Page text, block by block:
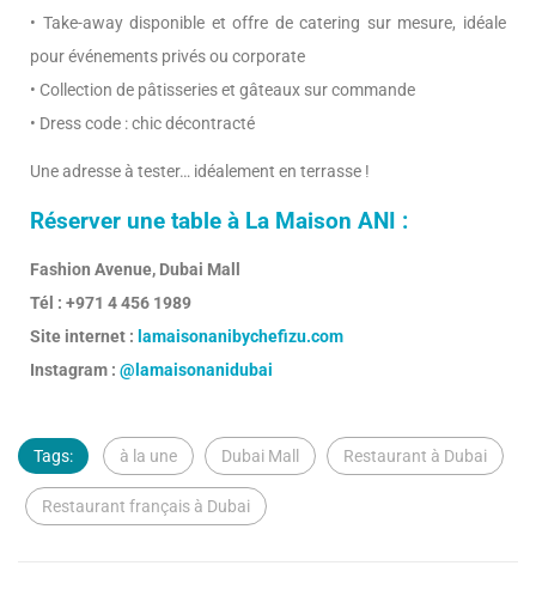
• Take-away disponible et offre de catering sur mesure, idéale
pour événements privés ou corporate
• Collection de pâtisseries et gâteaux sur commande
• Dress code : chic décontracté
Une adresse à tester… idéalement en terrasse !
Réserver une table à La Maison ANI :
Fashion Avenue, Dubai Mall
Tél : +971 4 456 1989
Site internet : lamaisonanibychefizu.com
Instagram : @lamaisonanidubai
Tags: à la une Dubai Mall Restaurant à Dubai
Restaurant français à Dubai